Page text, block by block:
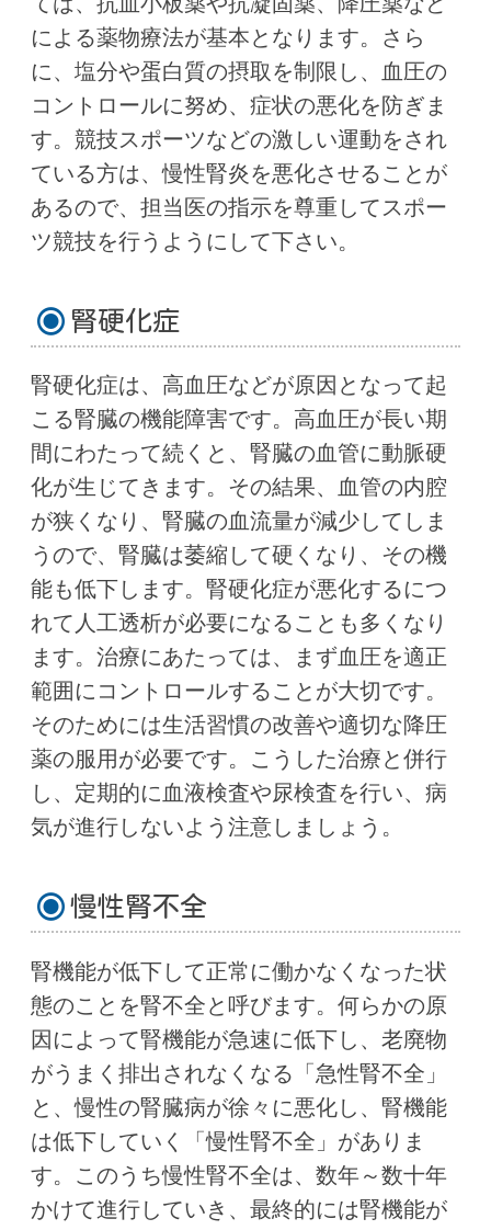
による薬物療法が基本となります。さら
に、塩分や蛋白質の摂取を制限し、血圧の
コントロールに努め、症状の悪化を防ぎま
す。競技スポーツなどの激しい運動をされ
ている方は、慢性腎炎を悪化させることが
あるので、担当医の指示を尊重してスポー
ツ競技を行うようにして下さい。
腎硬化症
腎硬化症は、高血圧などが原因となって起
こる腎臓の機能障害です。高血圧が長い期
間にわたって続くと、腎臓の血管に動脈硬
化が生じてきます。その結果、血管の内腔
が狭くなり、腎臓の血流量が減少してしま
うので、腎臓は萎縮して硬くなり、その機
能も低下します。腎硬化症が悪化するにつ
れて人工透析が必要になることも多くなり
ます。治療にあたっては、まず血圧を適正
範囲にコントロールすることが大切です。
そのためには生活習慣の改善や適切な降圧
薬の服用が必要です。こうした治療と併行
し、定期的に血液検査や尿検査を行い、病
気が進行しないよう注意しましょう。
慢性腎不全
腎機能が低下して正常に働かなくなった状
態のことを腎不全と呼びます。何らかの原
因によって腎機能が急速に低下し、老廃物
がうまく排出されなくなる「急性腎不全」
と、慢性の腎臓病が徐々に悪化し、腎機能
は低下していく「慢性腎不全」がありま
す。このうち慢性腎不全は、数年～数十年
かけて進行していき、最終的には腎機能が